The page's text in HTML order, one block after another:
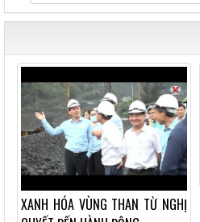
XANH HÓA VÙNG THAN TỪ NGHỊ